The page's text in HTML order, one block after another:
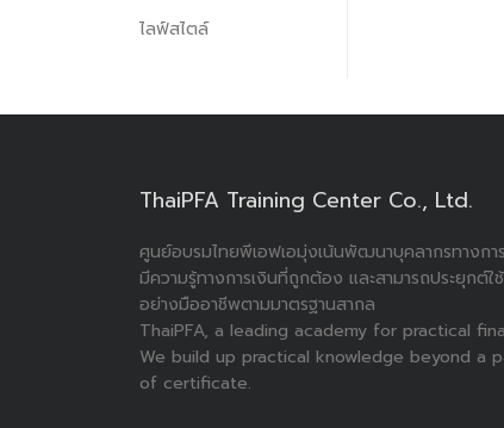
ไลฟ์สไตล์
ThaiPFA Training Center Co., Ltd.
ศูนย์อบรมไทยพีเอฟเอมุ่งเน้นพัฒนาบุคลากรทางกา
มีความรู้ทางการเงินที่ถูกต้อง และสามารถประยุกต์ใ
อย่างมืออาชีพตามมาตรฐานสากล
ThaiPFA, a leading academy for practical
We build up practical knowledge beyond a
of certificate.